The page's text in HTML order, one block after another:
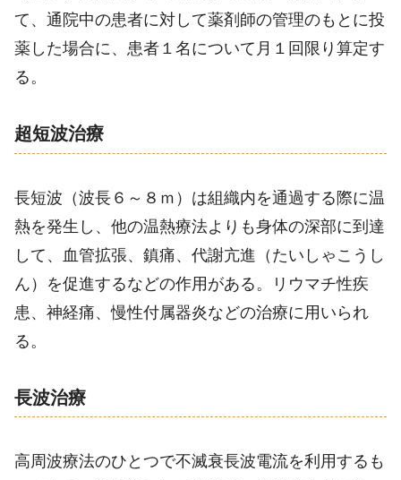
て、通院中の患者に対して薬剤師の管理のもとに投
薬した場合に、患者１名について月１回限り算定す
る。
超短波治療
長短波（波長６～８ｍ）は組織内を通過する際に温
熱を発生し、他の温熱療法よりも身体の深部に到達
して、血管拡張、鎮痛、代謝亢進（たいしゃこうし
ん）を促進するなどの作用がある。リウマチ性疾
患、神経痛、慢性付属器炎などの治療に用いられ
る。
長波治療
高周波療法のひとつで不滅衰長波電流を利用するも